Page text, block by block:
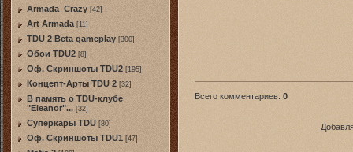
Armada_Crazy [42]
Art Armada [11]
TDU 2 Beta gameplay [300]
Обои TDU2 [8]
Оф. Скриншоты TDU2 [195]
Концепт-Арты TDU 2 [32]
В память о TDU-клубе
"Eleanor"... [32]
Суперкары TDU [80]
Оф. Скриншоты TDU1 [47]
Всего комментариев: 0